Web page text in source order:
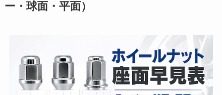
ー・球面・平面）